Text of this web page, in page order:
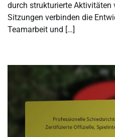
durch strukturierte Aktivitäten
Sitzungen verbinden die
Teamarbeit und […]